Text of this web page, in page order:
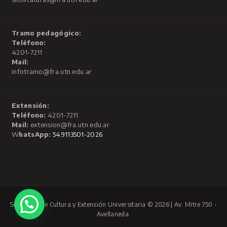
Tramo pedagógico:
Teléfono:
4201-7211
Mail:
infotramo@fra.utn.edu.ar
Extensión:
Teléfono: 4201-7211
Mail: extension@fra.utn.edu.ar
WhatsApp: 549113501-2026
Secretaría de Cultura y Extensión Universitaria © 2026 | Av. Mitre 750 -
Avellaneda.